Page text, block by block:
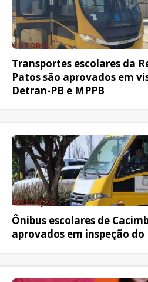
VISTORIA
Transportes escolares da
Patos são aprovados em
Detran-PB e MPPB
EDUCAÇÃO
Ônibus escolares de
aprovados em inspeção do